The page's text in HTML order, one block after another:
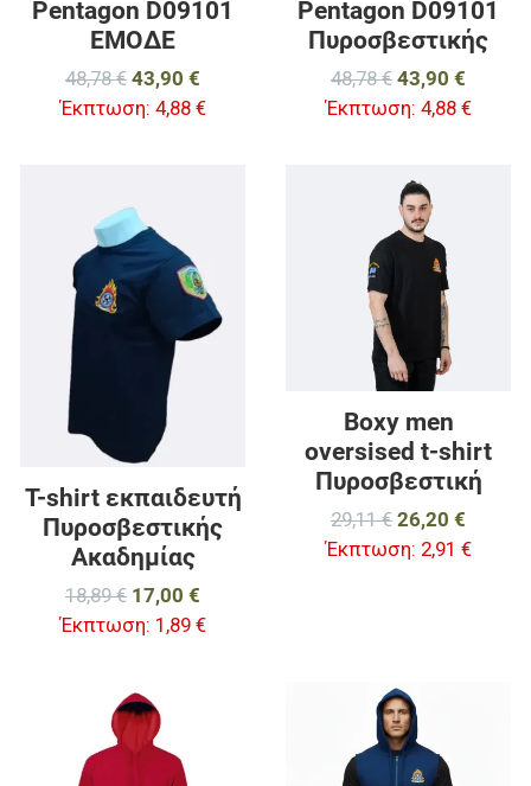
Pentagon D09101
ΕΜΟΔΕ
48,78 € 43,90 €
Έκπτωση: 4,88 €
Pentagon D09101
Πυροσβεστικής
48,78 € 43,90 €
Έκπτωση: 4,88 €
Προσθήκη στα αγαπημένα
Προσθήκη για σύγκριση
Γρήγορη ματιά
T-shirt εκπαιδευτή
Πυροσβεστικής
Ακαδημίας
18,89 € 17,00 €
Έκπτωση: 1,89 €
Boxy men
oversised t-shirt
Πυροσβεστική
29,11 € 26,20 €
Έκπτωση: 2,91 €
Προσθήκη στα αγαπημένα
Προσθήκη για σύγκριση